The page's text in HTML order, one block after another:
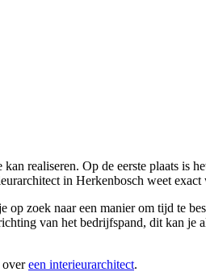
realiseren. Op de eerste plaats is
in Herkenbosch weet
zoek naar een manier om tijd te
van het bedrijfspand, dit kan
overeen interieurarchitect.